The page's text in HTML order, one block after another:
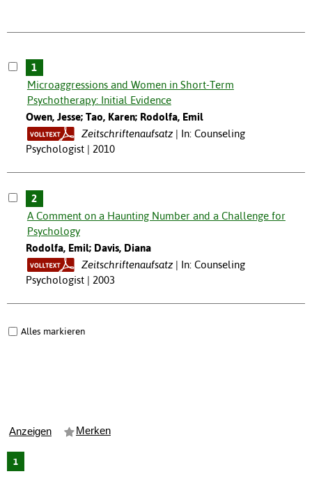
1
Microaggressions and Women in Short-Term
Psychotherapy: Initial Evidence
Owen, Jesse; Tao, Karen; Rodolfa, Emil
Zeitschriftenaufsatz
In: Counseling
Psychologist | 2010
2
A Comment on a Haunting Number and a Challenge for
Psychology
Rodolfa, Emil; Davis, Diana
Zeitschriftenaufsatz
In: Counseling
Psychologist | 2003
Alles markieren
Anzeigen Merken
1